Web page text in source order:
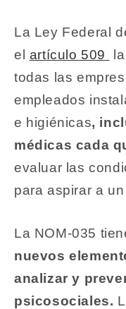
La Ley Federal
el artículo 509
todas las
empleados
e higiénicas,
médicas cada
evaluar las
para aspirar a
La NOM-035
nuevos
analizar y
psicosociales.